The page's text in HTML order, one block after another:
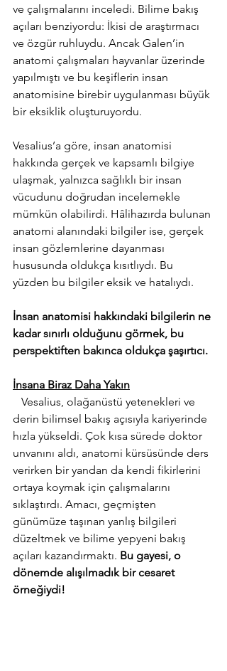
ve çalışmalarını inceledi. Bilime bakış
açıları benziyordu: İkisi de araştırmacı
ve özgür ruhluydu. Ancak Galen’in
anatomi çalışmaları hayvanlar üzerinde
yapılmıştı ve bu keşiflerin insan
anatomisine birebir uygulanması büyük
bir eksiklik oluşturuyordu.
Vesalius’a göre, insan anatomisi
hakkında gerçek ve kapsamlı bilgiye
ulaşmak, yalnızca sağlıklı bir insan
vücudunu doğrudan incelemekle
mümkün olabilirdi. Hâlihazırda bulunan
anatomi alanındaki bilgiler ise, gerçek
insan gözlemlerine dayanması
hususunda oldukça kısıtlıydı. Bu
yüzden bu bilgiler eksik ve hatalıydı.
İnsan anatomisi hakkındaki bilgilerin ne
kadar sınırlı olduğunu görmek, bu
perspektiften bakınca oldukça şaşırtıcı.
İnsana Biraz Daha Yakın
Vesalius, olağanüstü yetenekleri ve
derin bilimsel bakış açısıyla kariyerinde
hızla yükseldi. Çok kısa sürede doktor
unvanını aldı, anatomi kürsüsünde ders
verirken bir yandan da kendi fikirlerini
ortaya koymak için çalışmalarını
sıklaştırdı. Amacı, geçmişten
günümüze taşınan yanlış bilgileri
düzeltmek ve bilime yepyeni bakış
açıları kazandırmaktı. Bu gayesi, o
dönemde alışılmadık bir cesaret
örneğiydi!